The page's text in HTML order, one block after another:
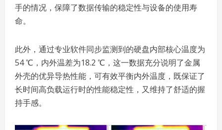
手的情况，保障了数据传输的稳定性与设备的使用寿
命。
此外，通过专业软件同步监测到的硬盘内部核心温度为
54 ℃，内外温差为18.2 ℃，这一数据充分说明了金属
外壳的优异导热性能，可有效平衡内外温度，既保证了
长时间高负载运行时的性能稳定性，又维持了舒适的握
持手感。